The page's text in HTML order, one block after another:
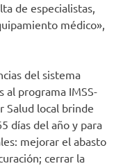
de especialistas,
médico»,
del sistema
al programa IMSS-
Salud local brinde
días del año y para
mejorar el abasto
cerrar la